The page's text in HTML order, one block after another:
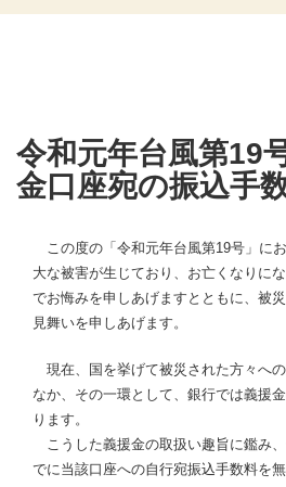
令和元年台風第19
金口座宛の振込手
この度の「令和元年台風第19号」に
大な被害が生じており、お亡くなりに
でお悔みを申しあげますとともに、被
見舞いを申しあげます。
現在、国を挙げて被災された方々へ
なか、その一環として、銀行では義援
ります。
こうした義援金の取扱い趣旨に鑑み
でに当該口座への自行宛振込手数料を